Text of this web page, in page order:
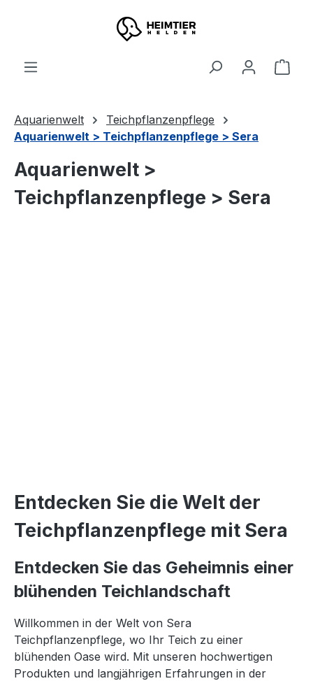
Zum Hauptinhalt springen
Aquarienwelt
Teichpflanzenpflege
Aquarienwelt > Teichpflanzenpflege > Sera
Aquarienwelt >
Teichpflanzenpflege > Sera
Entdecken Sie die Welt der
Teichpflanzenpflege mit Sera
Entdecken Sie das Geheimnis einer
blühenden Teichlandschaft
Willkommen in der Welt von Sera
Teichpflanzenpflege, wo Ihr Teich zu einer
blühenden Oase wird. Mit unseren hochwertigen
Produkten und langjährigen Erfahrungen in der